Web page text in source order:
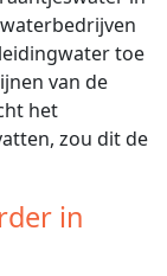
toe
van de
het
zou dit de
in